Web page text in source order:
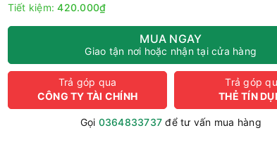
Tiết kiệm:420.000₫
MUA NGAY
Giao tận nơi hoặc nhận tại cửa hàng
Trả góp qua
CÔNG TY TÀI CHÍNH
Trả góp
THẺ TÍN
Gọi 0364833737 để tư vấn mua hàng